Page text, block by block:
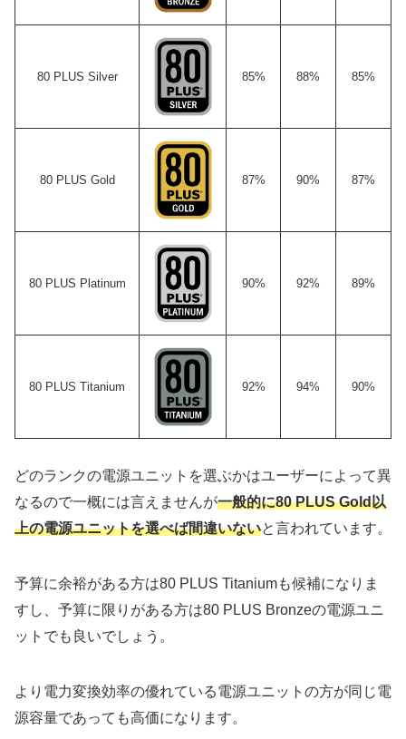
80 PLUS Silver 85% 88% 85%
80 PLUS Gold 87% 90% 87%
80 PLUS Platinum 90% 92% 89%
80 PLUS Titanium 92% 94% 90%
どのランクの電源ユニットを選ぶかはユーザーによって異
なるので一概には言えませんが一般的に80 PLUS Gold以
上の電源ユニットを選べば間違いないと言われています。
予算に余裕がある方は80 PLUS Titaniumも候補になりま
すし、予算に限りがある方は80 PLUS Bronzeの電源ユニ
ットでも良いでしょう。
より電力変換効率の優れている電源ユニットの方が同じ電
源容量であっても高価になります。